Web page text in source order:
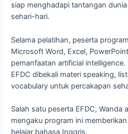
siap menghadapi tantangan
sehari-hari.
Selama pelatihan, peserta
Microsoft Word, Excel,
pemanfaatan artificial intelligence.
EFDC dibekali materi speaking,
vocabulary untuk percakapan
Salah satu peserta EFDC, Wanda
mengaku program ini
belajar bahasa Inggris.